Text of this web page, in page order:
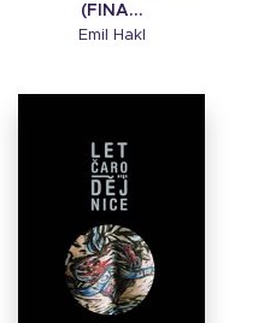
(FINA...
Emil Hakl